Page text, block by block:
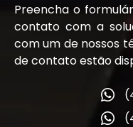
Preencha o
contato com a
com um de nossos
de contato estão